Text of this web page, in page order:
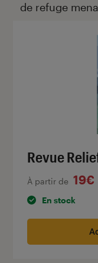
de refuge
Revue
À partir de 19€
En stock